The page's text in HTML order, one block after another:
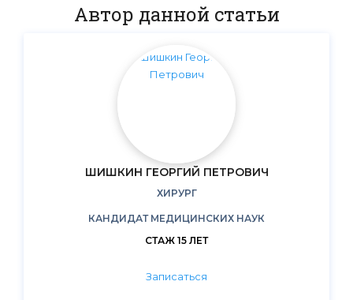
Автор данной статьи
ШИШКИН ГЕОРГИЙ ПЕТРОВИЧ
ХИРУРГ
КАНДИДАТ МЕДИЦИНСКИХ НАУК
СТАЖ 15 ЛЕТ
Записаться